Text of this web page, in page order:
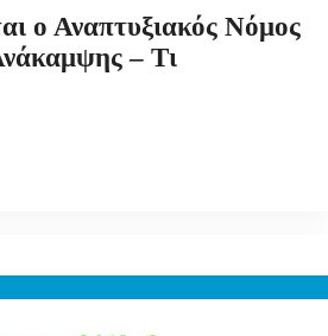
ο Αναπτυξιακός Νόμος
– Τι